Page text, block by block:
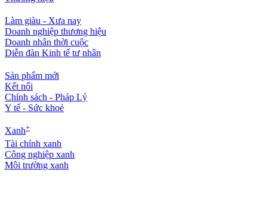
Làm giàu - Xưa nay
Doanh nghiệp thương hiệu
Doanh nhân thời cuộc
Diễn đàn Kinh tế tư nhân
Sản phẩm mới
Kết nối
Chính sách - Pháp Lý
Y tế - Sức khoẻ
Xanh+
Tài chính xanh
Công nghiệp xanh
Môi trường xanh